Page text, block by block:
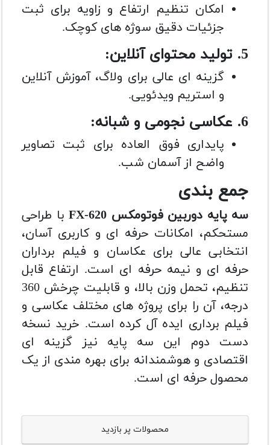
امکان تنظیم ارتفاع و زاویه برای ثبت
جزئیات دقیق سوژه های کوچک.
5. تولید محتوای آنلاین:
گزینه ای عالی برای ولاگ، آموزش آنلاین
و استریم ویدئویی.
6. عکاسی نجومی و شبانه:
پایداری فوق العاده برای ثبت تصاویر
واضح از آسمان شب.
جمع بندی
سه پایه دوربین فوتومکس FX-620
با طراحی
مستحکم، امکانات حرفه ای و کاربری آسان،
انتخابی عالی برای عکاسان و فیلم برداران
حرفه ای و نیمه حرفه ای است. ارتفاع قابل
تنظیم، تحمل وزن بالا، و قابلیت چرخش 360
درجه، آن را برای پروژه های مختلف عکاسی و
فیلم برداری ایده آل کرده است. خرید نسخه
دست دوم این سه پایه نیز گزینه ای
اقتصادی و هوشمندانه برای بهره مندی از یک
محصول حرفه ای است.
محصولات پر بازدید